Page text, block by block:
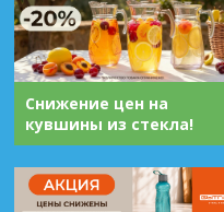
Снижение цен на
кувшины из стекла!